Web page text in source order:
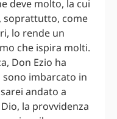
deve molto, la cui
soprattutto, come
lo rende un
che ispira molti.
Don Ezio ha
sono imbarcato in
andato a
la provvidenza